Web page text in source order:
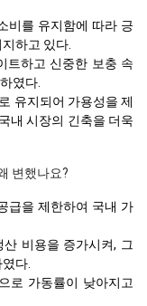
비를 유지함에 따라 긍
하고 있다.
트하고 신중한 보충 속
였다.
유지되어 가용성을 제
내 시장의 긴축을 더욱
변했나요?
급을 제한하여 국내 가
비용을 증가시켜, 그
다.
로 가동률이 낮아지고